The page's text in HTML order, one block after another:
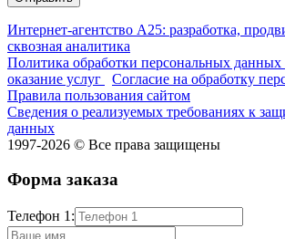
Интернет-агентство А25: разработка,
сквозная аналитика
Политика обработки персональных данных
оказание услуг
Согласие на обработку
Правила пользования сайтом
Сведения о реализуемых требованиях к
данных
1997-2026 © Все права защищены
Форма заказа
Телефон 1: